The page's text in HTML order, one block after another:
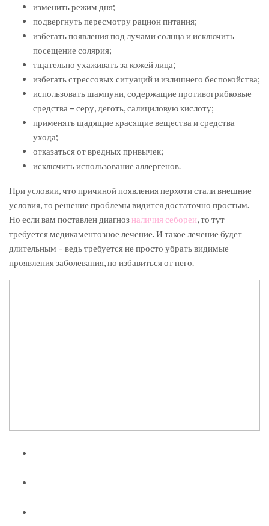
изменить режим дня;
подвергнуть пересмотру рацион питания;
избегать появления под лучами солнца и исключить
посещение солярия;
тщательно ухаживать за кожей лица;
избегать стрессовых ситуаций и излишнего беспокойства;
использовать шампуни, содержащие противогрибковые
средства – серу, деготь, салициловую кислоту;
применять щадящие красящие вещества и средства
ухода;
отказаться от вредных привычек;
исключить использование аллергенов.
При условии, что причиной появления перхоти стали внешние
условия, то решение проблемы видится достаточно простым.
Но если вам поставлен диагнозналичия себореи , то тут
требуется медикаментозное лечение. И такое лечение будет
длительным – ведь требуется не просто убрать видимые
проявления заболевания, но избавиться от него.